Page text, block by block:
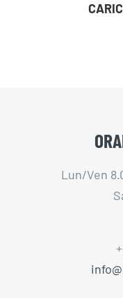
Lun/Ven